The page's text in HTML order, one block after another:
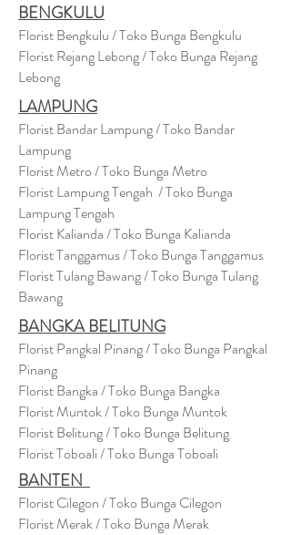
BENGKULU
Florist Bengkulu / Toko Bunga Bengkulu
Florist Rejang Lebong / Toko Bunga Rejang
Lebong
LAMPUNG
Florist Bandar Lampung / Toko Bandar
Lampung
Florist Metro / Toko Bunga Metro
Florist Lampung Tengah / Toko Bunga
Lampung Tengah
Florist Kalianda / Toko Bunga Kalianda
Florist Tanggamus / Toko Bunga Tanggamus
Florist Tulang Bawang / Toko Bunga Tulang
Bawang
BANGKA BELITUNG
Florist Pangkal Pinang / Toko Bunga Pangkal
Pinang
Florist Bangka / Toko Bunga Bangka
Florist Muntok / Toko Bunga Muntok
Florist Belitung / Toko Bunga Belitung
Florist Toboali / Toko Bunga Toboali
BANTEN
Florist Cilegon / Toko Bunga Cilegon
Florist Merak / Toko Bunga Merak